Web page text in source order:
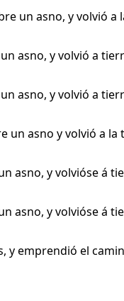
un asno, y volvió a
asno, y volvió a
asno, y volvió a
un asno y volvió a
asno, y volvióse á
asno, y volvióse á
y emprendió el